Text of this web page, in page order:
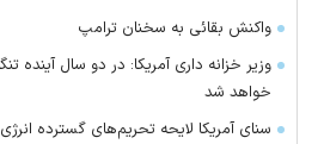
واکنش بقائی به سخنان ترامپ
وزیر خزانه داری آمریکا: در دو سال آینده
خواهد شد
سنای آمریکا لایحه تحریم‌های گسترده